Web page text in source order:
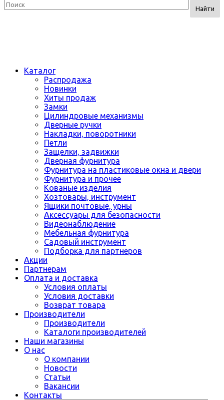
Найти
Каталог
Распродажа
Новинки
Хиты продаж
Замки
Цилиндровые механизмы
Дверные ручки
Накладки, поворотники
Петли
Защелки, задвижки
Дверная фурнитура
Фурнитура на пластиковые окна и двери
Фурнитура и прочее
Кованые изделия
Хозтовары, инструмент
Ящики почтовые, урны
Аксессуары для безопасности
Видеонаблюдение
Мебельная фурнитура
Садовый инструмент
Подборка для партнеров
Акции
Партнерам
Оплата и доставка
Условия оплаты
Условия доставки
Возврат товара
Производители
Производители
Каталоги производителей
Наши магазины
О нас
О компании
Новости
Статьи
Вакансии
Контакты